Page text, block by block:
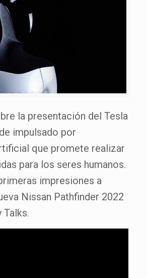
la presentación del Tesla
impulsado por
que promete realizar
para los seres humanos.
impresiones a
Nissan Pathfinder 2022
Talks.